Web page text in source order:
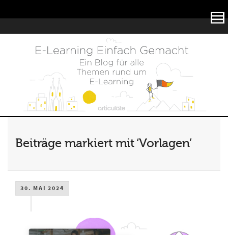
Beiträge markiert mit ‘Vorlagen’
30. MAI 2024